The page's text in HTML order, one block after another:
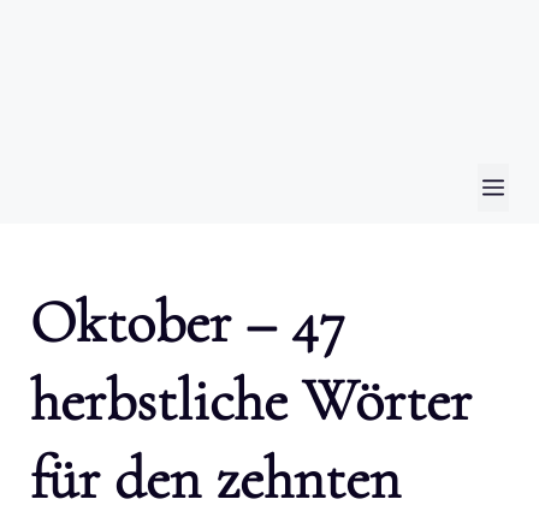
Oktober – 47
herbstliche Wörter
für den zehnten